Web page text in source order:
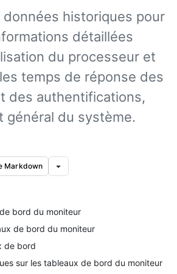
historiques pour
détaillées
du processeur et
temps de réponse des
des authentifications,
général du système.
Markdown
bord du moniteur
de bord du moniteur
de bord
sur les tableaux de bord du moniteur